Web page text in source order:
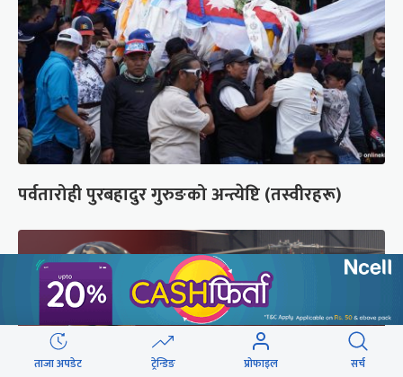
पर्वतारोही पुरबहादुर गुरुङको अन्त्येष्टि (तस्वीरहरू)
ताजा अपडेट ट्रेन्डिङ प्रोफाइल सर्च